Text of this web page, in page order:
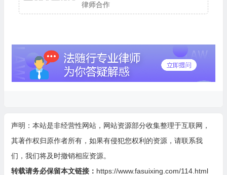
律师合作
声明：本站是非经营性网站，网站资源部分收集整理于互联网，
其著作权归原作者所有，如果有侵犯您权利的资源，请联系我
们，我们将及时撤销相应资源。
转载请务必保留本文链接： https://www.fasuixing.com/114.html